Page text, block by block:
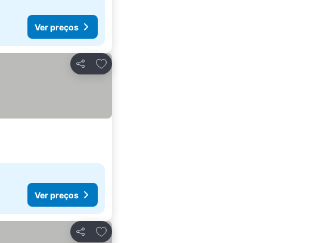
Ver preços
Partilhar
Adicionar aos favoritos
Ver preços
Partilhar
Adicionar aos favoritos